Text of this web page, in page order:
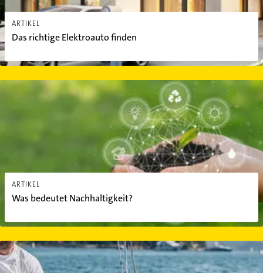
ARTIKEL
Das richtige Elektroauto finden
ARTIKEL
Was bedeutet Nachhaltigkeit?
Was bedeutet Nachhaltigkeit?
Als die Elektromotoren das Schwimmen lernten